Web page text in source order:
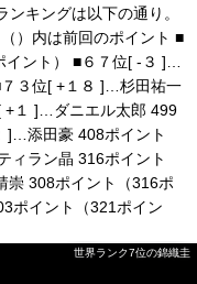
キングは以下の通り。
）内は前回のポイント ■
イント） ■６７位[ -３ ]…
３位[ +１８ ]…杉田祐一
+１ ]…ダニエル太郎 499
]…添田豪 408ポイント
ィラン晶 316ポイント
崇 308ポイント（316ポ
ポイント（321ポイン
世界ランク7位の錦織圭